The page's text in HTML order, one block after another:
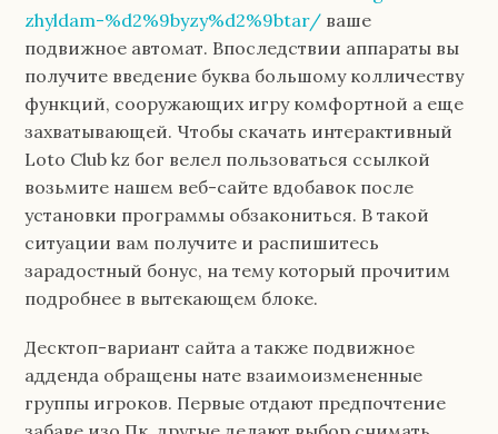
zhyldam-%d2%9byzy%d2%9btar/ ваше
подвижное автомат. Впоследствии аппараты вы
получите введение буква большому колличеству
функций, сооружающих игру комфортной а еще
захватывающей. Чтобы скачать интерактивный
Loto Club kz бог велел пользоваться ссылкой
возьмите нашем веб-сайте вдобавок после
установки программы обзакониться. В такой
ситуации вам получите и распишитесь
зарадостный бонус, на тему который прочитим
подробнее в вытекающем блоке.
Десктоп-вариант сайта а также подвижное
адденда обращены нате взаимоизмененные
группы игроков. Первые отдают предпочтение